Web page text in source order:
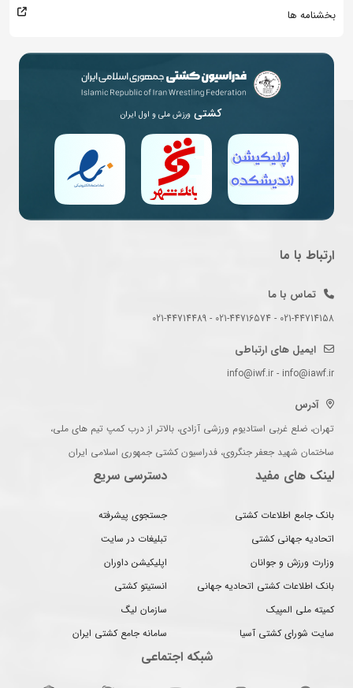
بخشنامه ها
کشتی ورزش ملی و اول ایران
ارتباط با ما
تماس با ما
021-44714158 - 021-44716574 - 021-44714489
ایمیل های ارتباطی
info@iwf.ir - info@iawf.ir
آدرس
تهران، ضلع غربی استادیوم ورزشی آزادی، بالاتر از درب کمپ تیم های ملی،
ساختمان شهید جعفر جنگروی، فدراسیون کشتی جمهوری اسلامی ایران
لینک های مفید
بانک جامع اطلاعات کشتی
اتحادیه جهانی کشتی
وزارت ورزش و جوانان
بانک اطلاعات کشتی اتحادیه جهانی
کمیته ملی المپیک
سایت شورای کشتی آسیا
دسترسی سریع
جستجوی پیشرفته
تبلیغات در سایت
اپلیکیشن داوران
انستیتو کشتی
سازمان لیگ
سامانه جامع کشتی ایران
شبکه اجتماعی